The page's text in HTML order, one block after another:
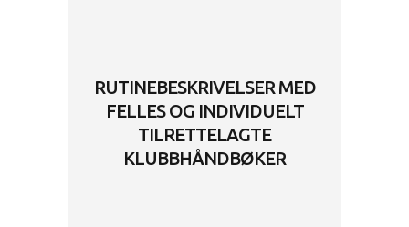
RUTINEBESKRIVELSER MED
FELLES OG INDIVIDUELT
TILRETTELAGTE
KLUBBHÅNDBØKER